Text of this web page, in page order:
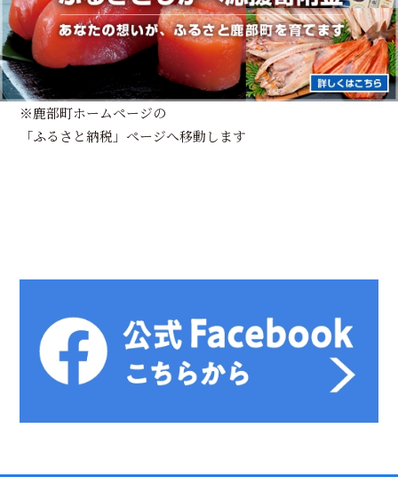
※鹿部町ホームページの
「ふるさと納税」ページへ移動します